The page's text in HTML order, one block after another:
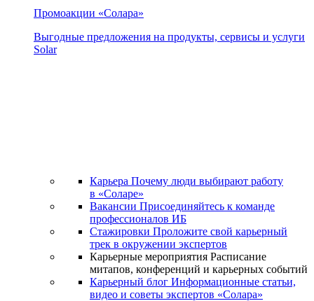
Промоакции «Солара»
Выгодные предложения на продукты, сервисы и услуги
Solar
Карьера Почему люди выбирают работу
в «Соларе»
Вакансии Присоединяйтесь к команде
профессионалов ИБ
Стажировки Проложите свой карьерный
трек в окружении экспертов
Карьерные мероприятия Расписание
митапов, конференций и карьерных событий
Карьерный блог Информационные статьи,
видео и советы экспертов «Солара»